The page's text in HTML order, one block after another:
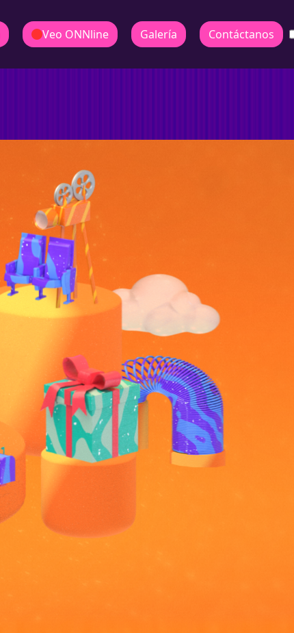
Veo ONNline Galería Contáctanos